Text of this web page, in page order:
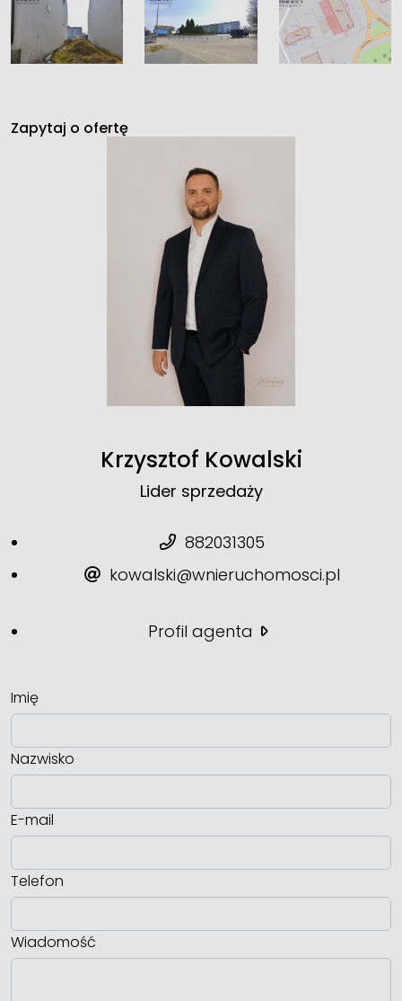
Zapytaj o ofertę
Krzysztof Kowalski
Lider sprzedaży
882031305
kowalski@wnieruchomosci.pl
Profil agenta
Imię
Nazwisko
E-mail
Telefon
Wiadomość